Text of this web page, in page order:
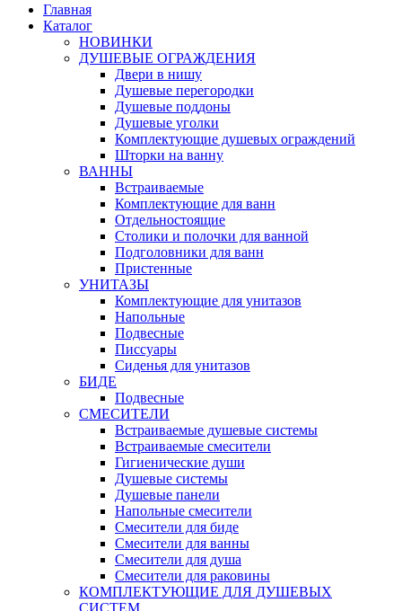
Главная
Каталог
НОВИНКИ
ДУШЕВЫЕ ОГРАЖДЕНИЯ
Двери в нишу
Душевые перегородки
Душевые поддоны
Душевые уголки
Комплектующие душевых ограждений
Шторки на ванну
ВАННЫ
Встраиваемые
Комплектующие для ванн
Отдельностоящие
Столики и полочки для ванной
Подголовники для ванн
Пристенные
УНИТАЗЫ
Комплектующие для унитазов
Напольные
Подвесные
Писсуары
Сиденья для унитазов
БИДЕ
Подвесные
СМЕСИТЕЛИ
Встраиваемые душевые системы
Встраиваемые смесители
Гигиенические души
Душевые системы
Душевые панели
Напольные смесители
Смесители для биде
Смесители для ванны
Смесители для душа
Смесители для раковины
КОМПЛЕКТУЮЩИЕ ДЛЯ ДУШЕВЫХ
СИСТЕМ